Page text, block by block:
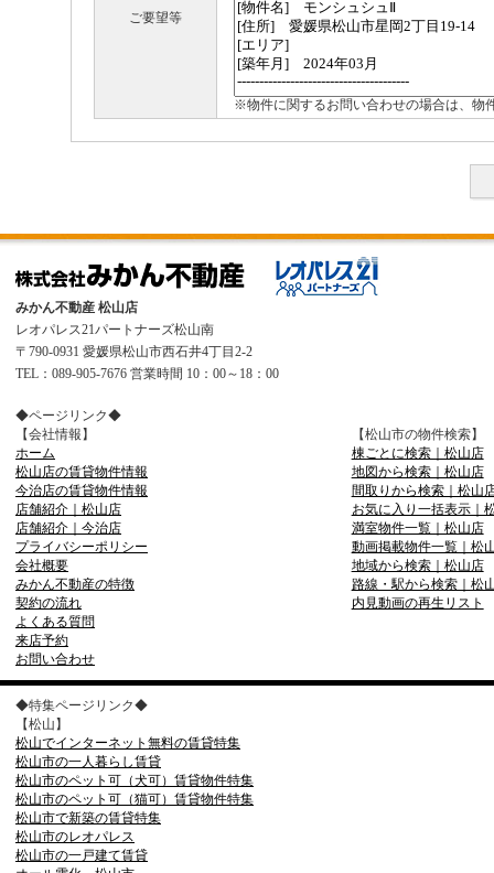
ご要望等
※物件に関するお問い合わせの場合は、物
みかん不動産 松山店
レオパレス21パートナーズ松山南
〒790-0931 愛媛県松山市西石井4丁目2-2
TEL：089-905-7676 営業時間 10：00～18：00
◆ページリンク◆
【会社情報】
ホーム
松山店の賃貸物件情報
今治店の賃貸物件情報
店舗紹介｜松山店
店舗紹介｜今治店
プライバシーポリシー
会社概要
みかん不動産の特徴
契約の流れ
よくある質問
来店予約
お問い合わせ
【松山市の物件検索】
棟ごとに検索｜松山店
地図から検索｜松山店
間取りから検索｜松山
お気に入り一括表示｜
満室物件一覧｜松山店
動画掲載物件一覧｜松
地域から検索｜松山店
路線・駅から検索｜松
内見動画の再生リスト
◆特集ページリンク◆
【松山】
松山でインターネット無料の賃貸特集
松山市の一人暮らし賃貸
松山市のペット可（犬可）賃貸物件特集
松山市のペット可（猫可）賃貸物件特集
松山市で新築の賃貸特集
松山市のレオパレス
松山市の一戸建て賃貸